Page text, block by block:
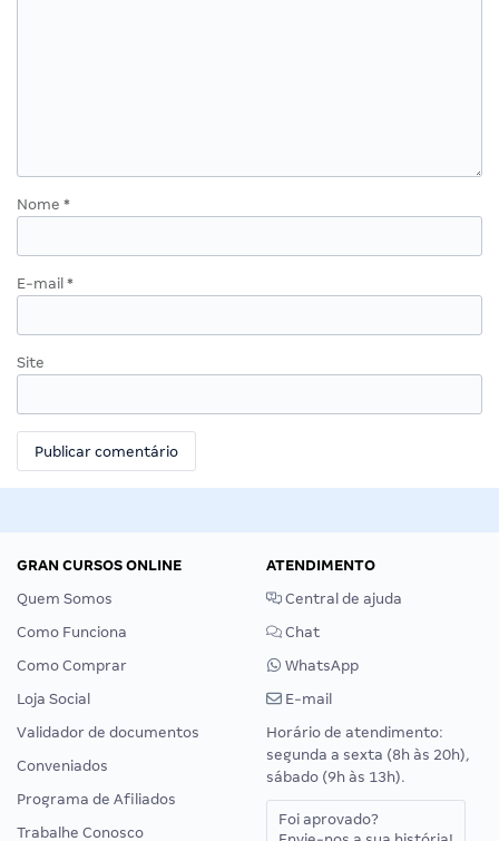
Nome *
E-mail *
Site
GRAN CURSOS ONLINE
Quem Somos
Como Funciona
Como Comprar
Loja Social
Validador de documentos
Conveniados
Programa de Afiliados
Trabalhe Conosco
ATENDIMENTO
Central de ajuda
Chat
WhatsApp
E-mail
Horário de atendimento:
segunda a sexta (8h às 20h),
sábado (9h às 13h).
Foi aprovado?